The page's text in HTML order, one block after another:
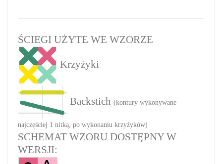
ŚCIEGI UŻYTE WE WZORZE
Krzyżyki
Backstich (kontury wykonywane
najczęściej 1 nitką, po wykonaniu krzyżyków)
SCHEMAT WZORU DOSTĘPNY W
WERSJI: